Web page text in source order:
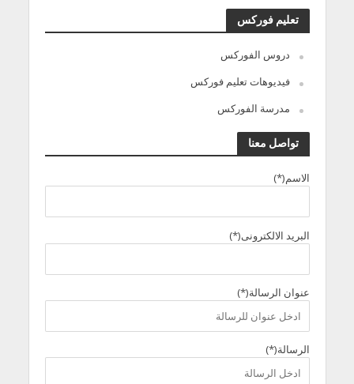
تعليم فوركس
دروس الفوركس
فيديوهات تعليم فوركس
مدرسة الفوركس
تواصل معنا
الاسم(*)
البريد الالكترونى(*)
عنوان الرسالة(*)
الرسالة(*)